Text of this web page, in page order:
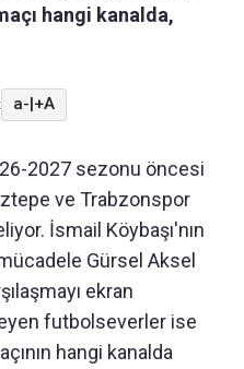
hangi kanalda,
a-|+A
2027 sezonu öncesi
ve Trabzonspor
İsmail Köybaşı'nın
Gürsel Aksel
ekran
futbolseverler ise
hangi kanalda